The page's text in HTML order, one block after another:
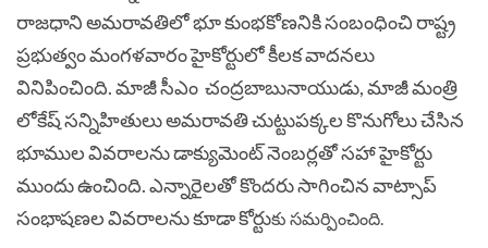
రాజధాని అమరావతిలో భూ కుంభకోణనికి సంబంధించి రాష్ట్ర
ప్రభుత్వం మంగళవారం హైకోర్టులో కీలక వాదనలు
వినిపించింది. మాజీ సీఎం చంద్రబాబునాయుడు, మాజీ మంత్రి
లోకేష్‌ సన్నిహితులు అమరావతి చుట్టుపక్కల కొనుగోలు చేసిన
భూముల వివరాలను డాక్యుమెంట్‌ నెంబర్లతో సహా హైకోర్టు
ముందు ఉంచింది. ఎన్నారైలతో కొందరు సాగించిన వాట్సాప్‌
సంభాషణల వివరాలను కూడా కోర్టుకు సమర్పించింది.